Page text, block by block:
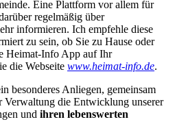
Eine Plattform vor allem für
regelmäßig über
informieren. Ich empfehle diese
zu sein, ob Sie zu Hause oder
Heimat-Info App auf Ihr
die Webseite www.heimat-info.de.
besonderes Anliegen, gemeinsam
Verwaltung die Entwicklung unserer
und ihren lebenswerten